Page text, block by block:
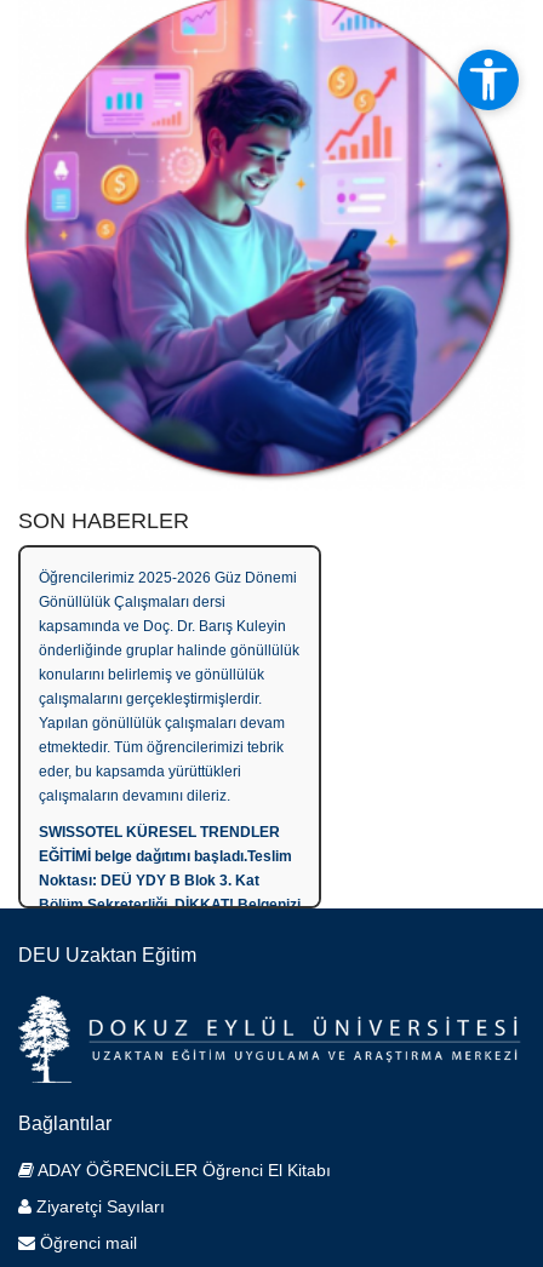
SON HABERLER
Öğrencilerimiz 2025-2026 Güz Dönemi
Gönüllülük Çalışmaları dersi
kapsamında ve Doç. Dr. Barış Kuleyin
önderliğinde gruplar halinde gönüllülük
konularını belirlemiş ve gönüllülük
çalışmalarını gerçekleştirmişlerdir.
Yapılan gönüllülük çalışmaları devam
etmektedir. Tüm öğrencilerimizi tebrik
eder, bu kapsamda yürüttükleri
çalışmaların devamını dileriz.
SWISSOTEL KÜRESEL TRENDLER
EĞİTİMİ belge dağıtımı başladı.Teslim
Noktası: DEÜ YDY B Blok 3. Kat
Bölüm Sekreterliği. DİKKAT! Belgenizi
karşılığı alabilirsiniz. BU EĞİTİM BİR
KOORDİNATÖRLÜĞÜ FAALİYETİDİR
Öğrencimiz, Ozan ÇELİK “Anadolu’da
Bahar” adlı tabağıyla Üniversite
Düzeyi Restoran Tatlı Kategorisinde
Kendisini tebirk ediyoruz.
Lider Öğrenci Koordinatörlüğümüz
gerçekleştirdi. Lider Öğrenciler
Koordinatörü Daria Sysoeva bahar
DEU Uzaktan Eğitim
Bağlantılar
ADAY ÖĞRENCİLER Öğrenci El Kitabı
Ziyaretçi Sayıları
Öğrenci mail